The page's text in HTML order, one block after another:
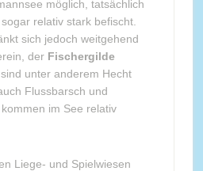
möglich, tatsächlich
relativ stark befischt.
sich jedoch weitgehend
der Fischergilde
sind unter anderem Hecht
Flussbarsch und
im See relativ
Liege- und Spielwiesen